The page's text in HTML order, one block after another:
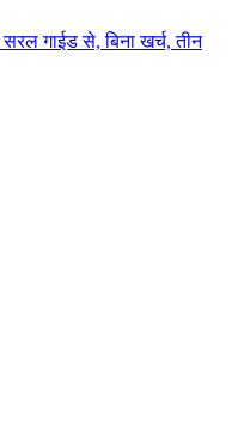
गाईड से, बिना खर्च, तीन